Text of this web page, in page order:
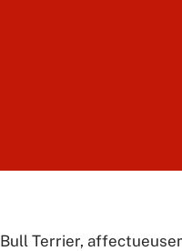
Terrier,